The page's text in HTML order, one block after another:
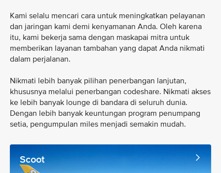
Kami selalu mencari cara untuk meningkatkan pelayanan
dan jaringan kami demi kenyamanan Anda. Oleh karena
itu, kami bekerja sama dengan maskapai mitra untuk
memberikan layanan tambahan yang dapat Anda nikmati
dalam perjalanan.
Nikmati lebih banyak pilihan penerbangan lanjutan,
khususnya melalui penerbangan codeshare. Nikmati akses
ke lebih banyak lounge di bandara di seluruh dunia.
Dengan lebih banyak keuntungan program penumpang
setia, pengumpulan miles menjadi semakin mudah.
Scoot